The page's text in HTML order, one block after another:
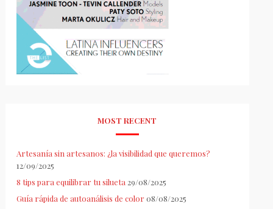
MOST RECENT
Artesanía sin artesanos: ¿la visibilidad que queremos?
12/09/2025
8 tips para equilibrar tu silueta 29/08/2025
Guía rápida de autoanálisis de color 08/08/2025